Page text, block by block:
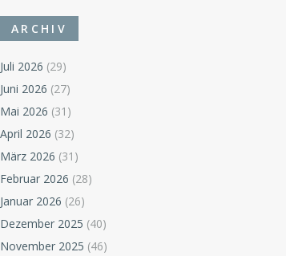
ARCHIV
Juli 2026 (29)
Juni 2026 (27)
Mai 2026 (31)
April 2026 (32)
März 2026 (31)
Februar 2026 (28)
Januar 2026 (26)
Dezember 2025 (40)
November 2025 (46)